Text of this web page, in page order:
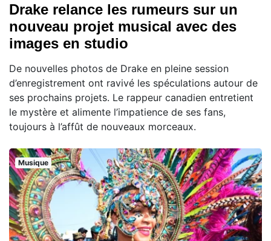
Drake relance les rumeurs sur un
nouveau projet musical avec des
images en studio
De nouvelles photos de Drake en pleine session
d’enregistrement ont ravivé les spéculations autour de
ses prochains projets. Le rappeur canadien entretient
le mystère et alimente l’impatience de ses fans,
toujours à l’affût de nouveaux morceaux.
Musique